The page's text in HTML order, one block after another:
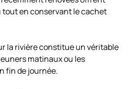
en conservant le cachet
la rivière constitue un véritable
matinaux ou les
fin de journée.